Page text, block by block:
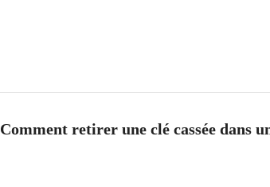
Comment retirer une clé cassée dans